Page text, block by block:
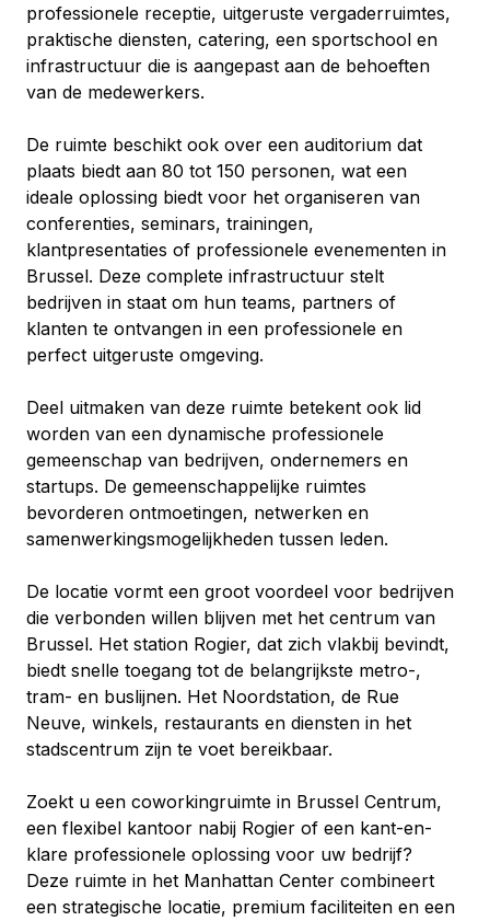
professionele receptie, uitgeruste vergaderruimtes,
praktische diensten, catering, een sportschool en
infrastructuur die is aangepast aan de behoeften
van de medewerkers.
De ruimte beschikt ook over een auditorium dat
plaats biedt aan 80 tot 150 personen, wat een
ideale oplossing biedt voor het organiseren van
conferenties, seminars, trainingen,
klantpresentaties of professionele evenementen in
Brussel. Deze complete infrastructuur stelt
bedrijven in staat om hun teams, partners of
klanten te ontvangen in een professionele en
perfect uitgeruste omgeving.
Deel uitmaken van deze ruimte betekent ook lid
worden van een dynamische professionele
gemeenschap van bedrijven, ondernemers en
startups. De gemeenschappelijke ruimtes
bevorderen ontmoetingen, netwerken en
samenwerkingsmogelijkheden tussen leden.
De locatie vormt een groot voordeel voor bedrijven
die verbonden willen blijven met het centrum van
Brussel. Het station Rogier, dat zich vlakbij bevindt,
biedt snelle toegang tot de belangrijkste metro-,
tram- en buslijnen. Het Noordstation, de Rue
Neuve, winkels, restaurants en diensten in het
stadscentrum zijn te voet bereikbaar.
Zoekt u een coworkingruimte in Brussel Centrum,
een flexibel kantoor nabij Rogier of een kant-en-
klare professionele oplossing voor uw bedrijf?
Deze ruimte in het Manhattan Center combineert
een strategische locatie, premium faciliteiten en een